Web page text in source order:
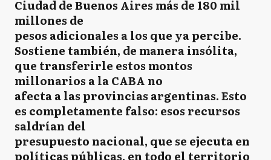
Ciudad de Buenos Aires más de 180 mil
millones de
pesos adicionales a los que ya percibe.
Sostiene también, de manera insólita,
que transferirle estos montos
millonarios a la CABA no
afecta a las provincias argentinas. Esto
es completamente falso: esos recursos
saldrían del
presupuesto nacional, que se ejecuta en
políticas públicas, en todo el territorio